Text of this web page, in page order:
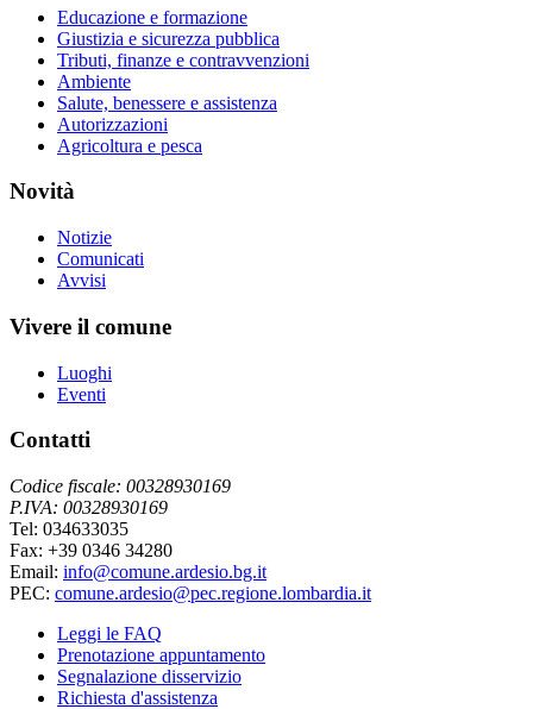
Educazione e formazione
Giustizia e sicurezza pubblica
Tributi, finanze e contravvenzioni
Ambiente
Salute, benessere e assistenza
Autorizzazioni
Agricoltura e pesca
Novità
Notizie
Comunicati
Avvisi
Vivere il comune
Luoghi
Eventi
Contatti
Codice fiscale: 00328930169
P.IVA: 00328930169
Tel: 034633035
Fax: +39 0346 34280
Email: info@comune.ardesio.bg.it
PEC: comune.ardesio@pec.regione.lombardia.it
Leggi le FAQ
Prenotazione appuntamento
Segnalazione disservizio
Richiesta d'assistenza